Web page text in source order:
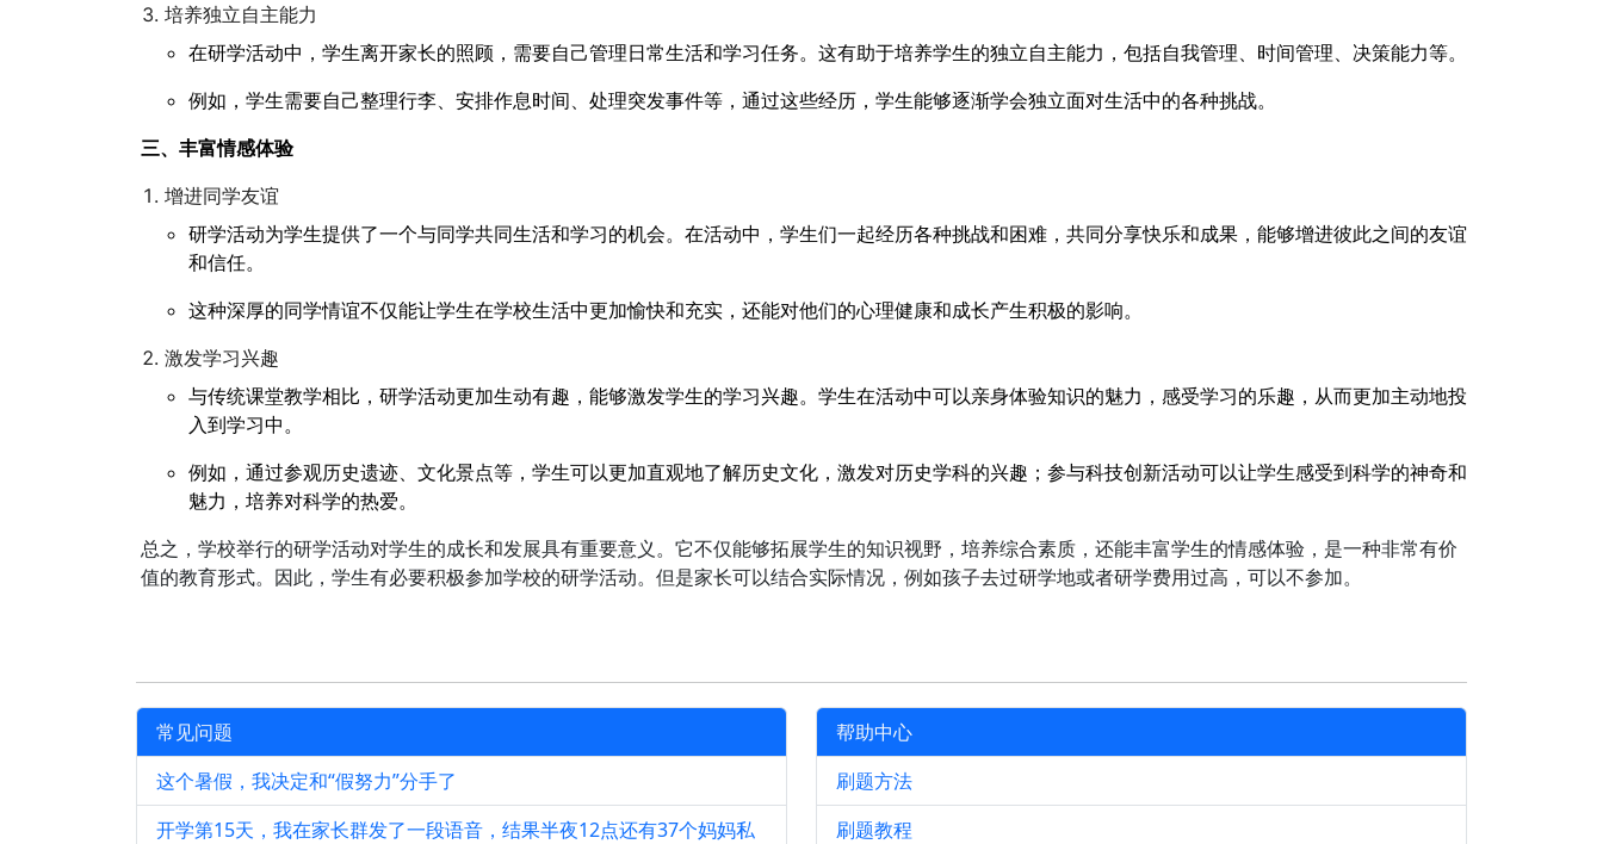
培养独立自主能力
在研学活动中，学生离开家长的照顾，需要自己管理日常生活和学习任务。这有助于培养学生的独立自主能力，包括自我管理、时间管理、决策能力等。
例如，学生需要自己整理行李、安排作息时间、处理突发事件等，通过这些经历，学生能够逐渐学会独立面对生活中的各种挑战。
三、丰富情感体验
增进同学友谊
研学活动为学生提供了一个与同学共同生活和学习的机会。在活动中，学生们一起经历各种挑战和困难，共同分享快乐和成果，能够增进彼此之间的友谊
和信任。
这种深厚的同学情谊不仅能让学生在学校生活中更加愉快和充实，还能对他们的心理健康和成长产生积极的影响。
激发学习兴趣
与传统课堂教学相比，研学活动更加生动有趣，能够激发学生的学习兴趣。学生在活动中可以亲身体验知识的魅力，感受学习的乐趣，从而更加主动地投
入到学习中。
例如，通过参观历史遗迹、文化景点等，学生可以更加直观地了解历史文化，激发对历史学科的兴趣；参与科技创新活动可以让学生感受到科学的神奇和
魅力，培养对科学的热爱。
总之，学校举行的研学活动对学生的成长和发展具有重要意义。它不仅能够拓展学生的知识视野，培养综合素质，还能丰富学生的情感体验，是一种非常有价
值的教育形式。因此，学生有必要积极参加学校的研学活动。但是家长可以结合实际情况，例如孩子去过研学地或者研学费用过高，可以不参加。
常见问题
这个暑假，我决定和“假努力”分手了
开学第15天，我在家长群发了一段语音，结果半夜12点还有37个妈妈私
帮助中心
刷题方法
刷题教程